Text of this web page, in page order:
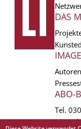
DAS
IMAGE
ABO-
Tel.